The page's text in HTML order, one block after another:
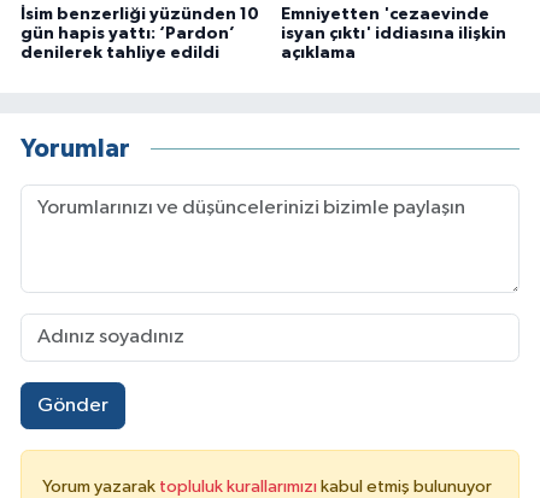
İsim benzerliği yüzünden 10
gün hapis yattı: ‘Pardon’
denilerek tahliye edildi
Emniyetten 'cezaevinde
isyan çıktı' iddiasına ilişkin
açıklama
Yorumlar
Gönder
Yorum yazarak topluluk kurallarımızı kabul etmiş bulunuyor